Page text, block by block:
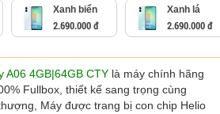
Xanh biển
2.690.000 đ
Xanh lá
2.690.000 đ
A06 4GB|64GB CTY là máy chính hãng
Fullbox, thiết kế sang trọng cùng
Máy được trang bị con chip Helio